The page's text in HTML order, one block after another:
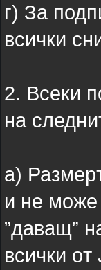
г) За
всички
2. Всеки
на
а)
и не
”даващ”
всички